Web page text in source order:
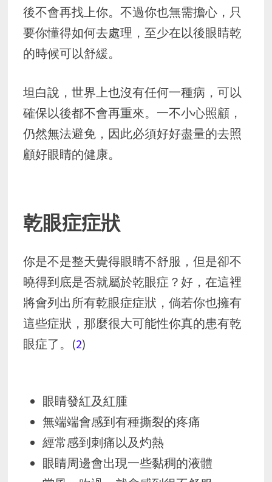
後不會再找上你。不過你也無需擔心，只
要你懂得如何去處理，至少在以後眼睛乾
的時候可以舒緩。
坦白說，世界上也沒有任何一種病，可以
確保以後都不會再重來。一不小心照顧，
仍然無法避免，因此必須好好盡量的去照
顧好眼睛的健康。
乾眼症症狀
你是不是整天覺得眼睛不舒服，但是卻不
曉得到底是否就屬於乾眼症？好，在這裡
將會列出所有乾眼症症狀，倘若你也擁有
這些症狀，那麼很大可能性你真的患有乾
眼症了。(2)
眼睛發紅及紅腫
無端端會感到有種撕裂的疼痛
經常感到刺痛以及灼熱
眼睛周邊會出現一些黏稠的液體